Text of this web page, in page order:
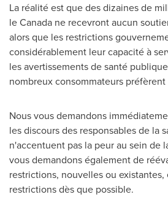
La réalité est que des dizaines de
leCanada ne recevront aucun
alors que les restrictions
considérablement leur capacité à
les avertissements de santé
nombreux consommateurs
Nous vous demandons
les discours des responsables de la
n'accentuent pas la peur au sein de
vous demandons également de
restrictions, nouvelles ou
restrictions dès que possible.